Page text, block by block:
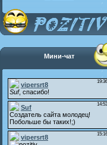
Мини-чат